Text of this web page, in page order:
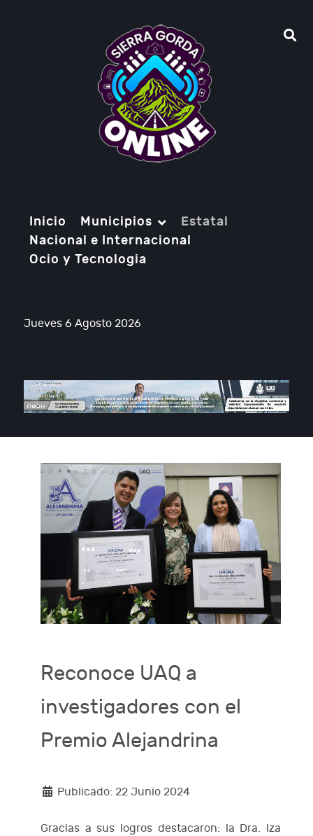
Inicio Municipios
Estatal
Nacional e Internacional
Ocio y Tecnologia
Jueves 6 Agosto 2026
Reconoce UAQ a
investigadores con el
Premio Alejandrina
Publicado: 22 Junio 2024
Gracias a sus logros destacaron: la Dra. Iza